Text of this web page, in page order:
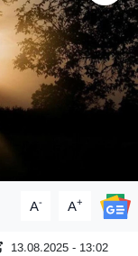
A- A+
13.08.2025 - 13:02